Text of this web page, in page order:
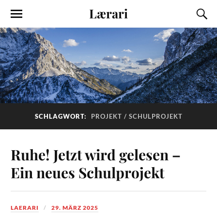
Lærari
SCHLAGWORT: PROJEKT / SCHULPROJEKT
Ruhe! Jetzt wird gelesen –
Ein neues Schulprojekt
LAERARI 29. MÄRZ 2025